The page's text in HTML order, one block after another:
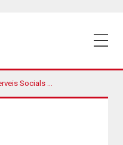
Socials Bàsics